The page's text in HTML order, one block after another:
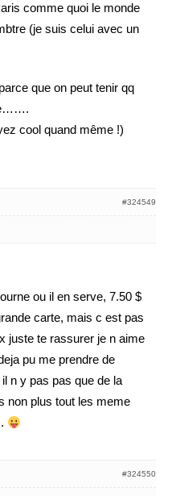
comme quoi le monde
(je suis celui avec un
que on peut tenir qq
cool quand même !)
#324549
ou il en serve, 7.50 $
carte, mais c est pas
juste te rassurer je n aime
pu me prendre de
n y pas pas que de la
non plus tout les meme
#324550